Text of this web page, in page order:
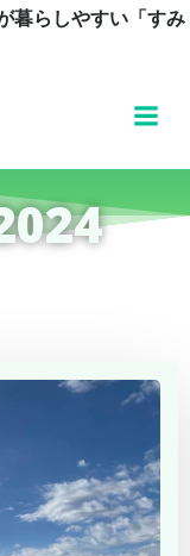
暮らしやすい「すみ